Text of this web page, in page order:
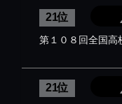
21 位
第１０８回全国
21 位